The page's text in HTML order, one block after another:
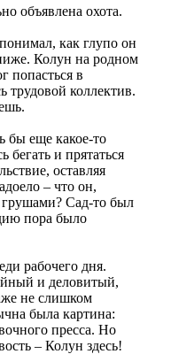
объявлена охота.
как глупо он
Колун на родном
попасться в
трудовой коллектив.
бы еще какое-то
бегать и прятаться
оставляя
– что он,
Сад-то был
пора было
рабочего дня.
и деловитый,
не слишком
была картина:
пресса. Но
– Колун здесь!